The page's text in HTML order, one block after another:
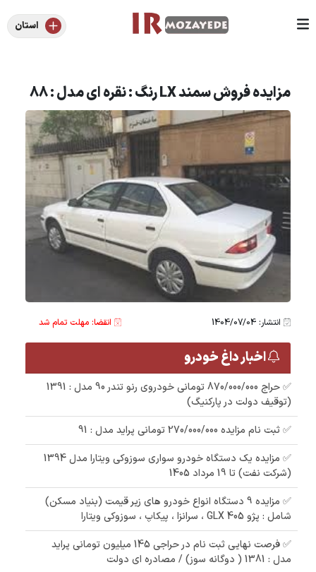
استان
مزایده فروش سمند LX رنگ : نقره ای مدل : 88
انتشار: 1404/07/04 انقضا: مهلت تمام شد
اخبار داغ خودرو
✅ حراج 870/000/000 تومانی خودروی رنو تندر 90 مدل : 1391
(توقیف دولت در پارکنیگ)
✅ ثبت نام مزایده 270/000/000 تومانی پراید مدل : 91
✅ مزایده یک دستگاه خودرو سواری سوزوکی ویتارا مدل 1394
(شرکت نفت) تا 19 مرداد 1405
✅ مزایده 9 دستگاه انواع خودرو های زیر قیمت (بنیاد مسکن)
شامل : پژو 405 GLX ، سرانزا ، پیکاپ ، سوزوکی ویتارا
✅ فرصت نهایی ثبت نام در حراجی 145 میلیون تومانی پراید
مدل : 1381 ( دوگانه سوز) / مصادره ای دولت